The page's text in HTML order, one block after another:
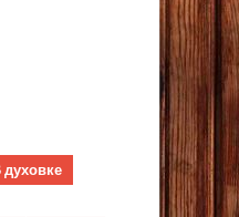
духовке